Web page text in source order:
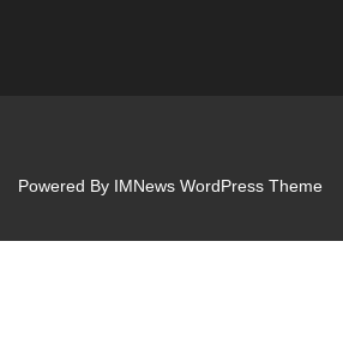
Powered By IMNews WordPress Theme